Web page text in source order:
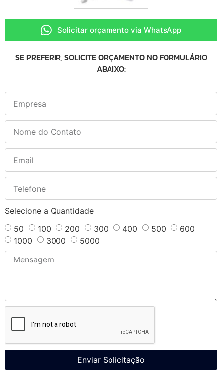
Solicitar orçamento via WhatsApp
SE PREFERIR, SOLICITE ORÇAMENTO NO FORMULÁRIO
ABAIXO:
Selecione a Quantidade
50
100 200 300 400 500
600
1000
3000 5000
Enviar Solicitação